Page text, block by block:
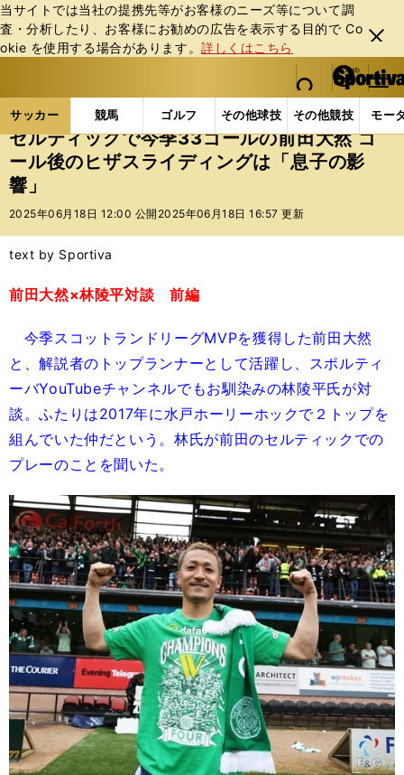
当サイトでは当社の提携先等がお客様のニーズ等について調
査・分析したり、お客様にお勧めの広告を表⽰する⽬的で Co
okie を使⽤する場合があります。詳しくはこちら
閉じ
る
web Sportiva (webスポルティーバ)
検索
マイペ
ー
ジ
メニュ
サッカー 競馬 ゴルフ その他球技 その他競技 モー
ス
ポ
ル
テ
ー
バ
サッカーの記事一覧 海外サッカー 海外サッカー
セルティックで今季33ゴールの前田大然 ゴ
ール後のヒザスライディングは「息子の影
響」
2025年06月18日 12:00 公開 2025年06月18日 16:57 更新
text by Sportiva
前田大然×林陵平対談 前編
今季スコットランドリーグMVPを獲得した前田大然
と、解説者のトップランナーとして活躍し、スポルティ
ーバYouTubeチャンネルでもお馴染みの林陵平氏が対
談。ふたりは2017年に水戸ホーリーホックで２トップを
組んでいた仲だという。林氏が前田のセルティックでの
プレーのことを聞いた。